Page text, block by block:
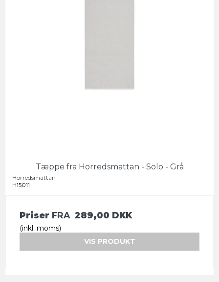
Tæppe fra Horredsmattan - Solo - Grå
Horredsmattan
H15011
Priser FRA 289,00 DKK
(inkl. moms)
VIS PRODUKT